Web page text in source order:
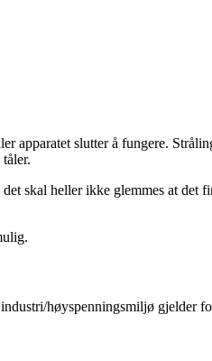
apparatet slutter å fungere.
skal heller ikke glemmes at det
høyspenningsmiljø gjelder